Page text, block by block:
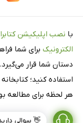
👋 سوالی
با نصب اپلیکیشن
الکترونیک برای شما
دستان شما قرار
استفاده کنید؛
هر لحظه برای مطالعه